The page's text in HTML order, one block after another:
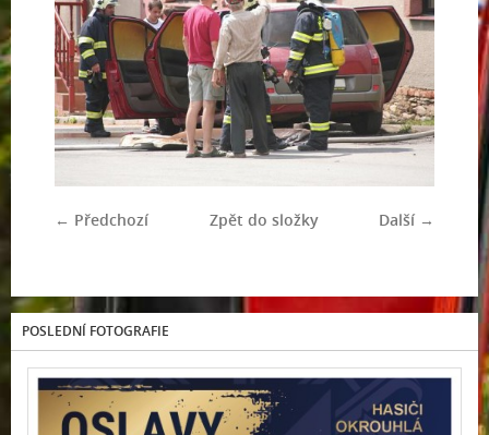
← Předchozí Další →
Zpět do složky
POSLEDNÍ FOTOGRAFIE